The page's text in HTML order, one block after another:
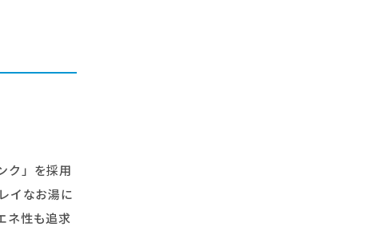
ク」を採用
イなお湯に
ネ性も追求